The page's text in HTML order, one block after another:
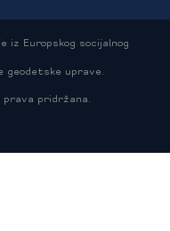
iz Europskog socijalnog
geodetske uprave.
prava pridržana.